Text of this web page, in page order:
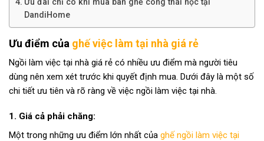
DandiHome
Ưu điểm của ghế việc làm tại nhà giá rẻ
Ngồi làm việc tại nhà giá rẻ có nhiều ưu điểm mà người tiêu
dùng nên xem xét trước khi quyết định mua. Dưới đây là một số
chi tiết ưu tiên và rõ ràng về việc ngồi làm việc tại nhà.
1. Giá cả phải chăng:
Một trong những ưu điểm lớn nhất của ghế ngồi làm việc tại